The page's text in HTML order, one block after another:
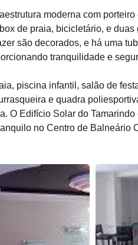
moderna com
de praia, bicicletário, e duas
são decorados, e há uma
tranquilidade e
piscina infantil, salão de
e quadra
O Edifício Solar do Tamarindo
no Centro de Balneário